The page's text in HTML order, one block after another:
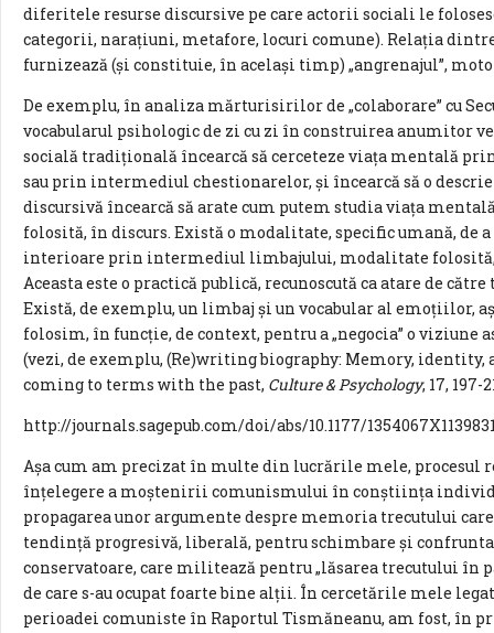
diferitele resurse discursive pe care actorii sociali le
categorii, narațiuni, metafore, locuri comune). Relația
furnizează (și constituie, în același timp) „angrenajul”,
De exemplu, în analiza mărturisirilor de „colaborare” cu
vocabularul psihologic de zi cu zi în construirea anumitor
socială tradițională încearcă să cerceteze viața mentală
sau prin intermediul chestionarelor, și încearcă să o
discursivă încearcă să arate cum putem studia viața
folosită, în discurs. Există o modalitate, specific umană, de
interioare prin intermediul limbajului, modalitate
Aceasta este o practică publică, recunoscută ca atare de
Există, de exemplu, un limbaj și un vocabular al emoțiilor,
folosim, în funcție, de context, pentru a „negocia” o
(vezi, de exemplu, (Re)writing biography: Memory,
coming to terms with the past, Culture & Psychology, 17, 197-
http://journals.sagepub.com/doi/abs/10.1177/
Așa cum am precizat în multe din lucrările mele, procesul
înțelegere a moştenirii comunismului în conștiința
propagarea unor argumente despre memoria trecutului
tendință progresivă, liberală, pentru schimbare şi
conservatoare, care militează pentru „lăsarea trecutului în
de care s-au ocupat foarte bine alții. În cercetările mele
perioadei comuniste în Raportul Tismăneanu, am fost, în